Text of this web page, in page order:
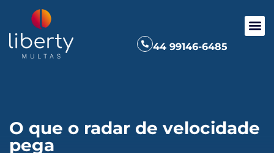
44 99146-6485
O que o radar de velocidade
pega